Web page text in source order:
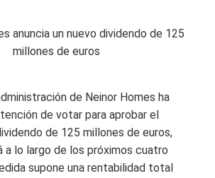
de Neinor Homes ha
de votar para aprobar el
de 125 millones de euros,
a lo largo de los próximos cuatro
supone una rentabilidad total